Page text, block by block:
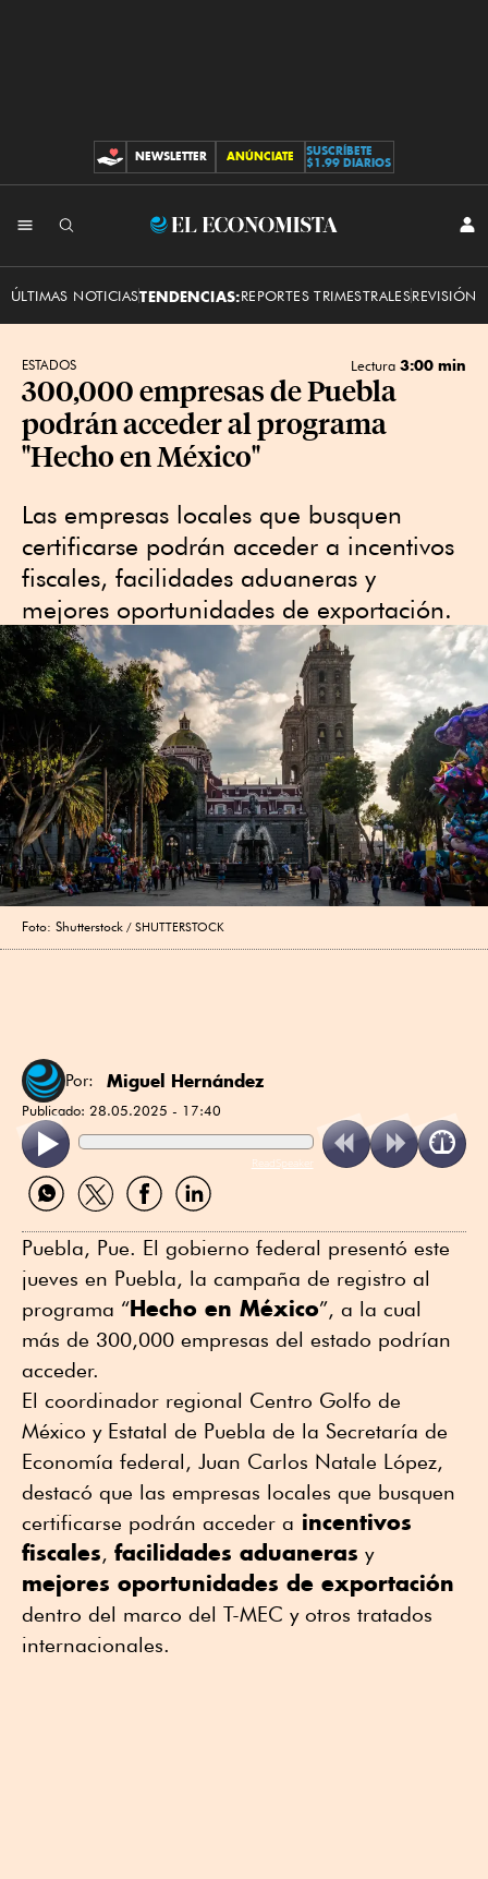
CONTRIBUCIONES
NEWSLETTER ANÚNCIATE
SUSCRÍBETE
$1.99 DIARIOS
El
ÚLTIMAS NOTICIASTENDENCIAS:REPORTES TRIMESTRALESREVISIÓN
ESTADOS Lectura 3:00 min
300,000 empresas de Puebla
podrán acceder al programa
"Hecho en México"
Las empresas locales que busquen
certificarse podrán acceder a incentivos
fiscales, facilidades aduaneras y
mejores oportunidades de exportación.
Foto: Shutterstock SHUTTERSTOCK
Por: Miguel Hernández
Publicado: 28.05.2025 - 17:40
ReadSpeaker
Compartir
por
Compartir
por
Compartir
por
Compartir
por
Puebla, Pue. El gobierno federal presentó este
jueves en Puebla, la campaña de registro al
programa “Hecho en México”, a la cual
más de 300,000 empresas del estado podrían
acceder.
El coordinador regional Centro Golfo de
México y Estatal de Puebla de la Secretaría de
Economía federal, Juan Carlos Natale López,
destacó que las empresas locales que busquen
certificarse podrán acceder a incentivos
fiscales, facilidades aduaneras y
mejores oportunidades de exportación
dentro del marco del T-MEC y otros tratados
internacionales.